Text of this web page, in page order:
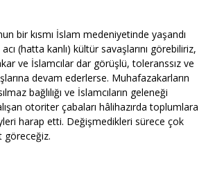
bir kısmı İslam medeniyetinde yaşandı
(hatta kanlı) kültür savaşlarını görebiliriz,
ve İslamcılar dar görüşlü, toleranssız ve
devam ederlerse. Muhafazakarların
bağlılığı ve İslamcıların geleneği
otoriter çabaları hâlihazırda toplumlara
harap etti. Değişmedikleri sürece çok
göreceğiz.